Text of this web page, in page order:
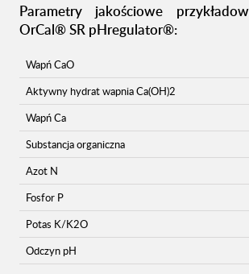
Parametry jakościowe
OrCal® SR pHregulator®:
Wapń CaO
Aktywny hydrat wapnia Ca(OH)2
Wapń Ca
Substancja organiczna
Azot N
Fosfor P
Potas K/K2O
Odczyn pH